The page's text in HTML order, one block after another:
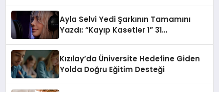
Ayla Selvi Yedi Şarkının Tamamını
Yazdı: “Kayıp Kasetler 1” 31
Kızılay’da Üniversite Hedefine Giden
Yolda Doğru Eğitim Desteği